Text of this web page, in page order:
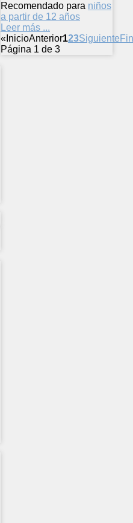
Recomendado para niños
a partir de 12 años
Leer más ...
« InicioAnterior123Siguiente
Página 1 de 3